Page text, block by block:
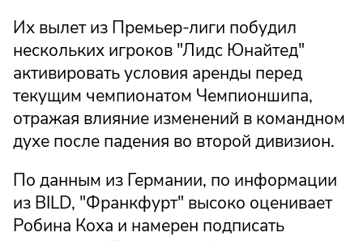
Их вылет из Премьер-лиги побудил
нескольких игроков "Лидс Юнайтед"
активировать условия аренды перед
текущим чемпионатом Чемпионшипа,
отражая влияние изменений в командном
духе после падения во второй дивизион.
По данным из Германии, по информации
из BILD, "Франкфурт" высоко оценивает
Робина Коха и намерен подписать